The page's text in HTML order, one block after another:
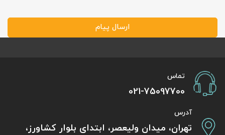
ارسال پیام
تماس
021-75097700
آدرس
تهران، میدان ولیعصر، ابتدای بلوار کشاورز،